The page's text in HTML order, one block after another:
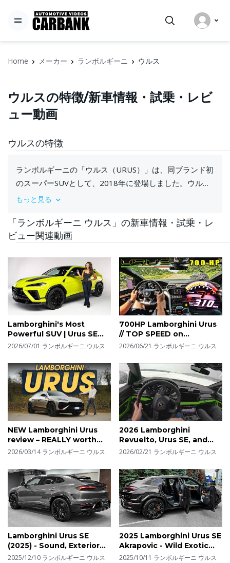
Home メーカー ランボルギーニ ウルス
ウルスの特徴/新車情報・試乗・レビ
ュー動画
ウルスの特徴
ランボルギーニの「ウルス（URUS）」は、同ブランド初
のスーパーSUVとして、2018年に登場しました。ウルス
は、伝統的なスーパーカーのパフォーマンスと、SUVの
ボルギーニ特有のアグレッシブなデザインが施され、低
重心のシルエットが特徴的です。流れるようなライン
もっと見る
「ランボルギーニ ウルス」の新車情報・試乗・レ
ビュー関連動画
Lamborghini's Most
Powerful SUV | Urus SE
Performante
2026/07/01 ランボルギーニ ウルス
700HP Lamborghini Urus
// TOP SPEED on
AUTOBAHN
2026/06/21 ランボルギーニ ウルス
NEW Lamborghini Urus
review – REALLY worth
£270k!?
2026/03/14 ランボルギーニ ウルス
2026 Lamborghini
Revuelto, Urus SE, and
Temerario at Esperienza
2026/02/21 ランボルギーニ ウルス
Lamborghini Urus SE
(2025) - Sound, Exterior
and Interior Details
2025/12/10 ランボルギーニ ウルス
2025 Lamborghini Urus SE
Akrapovic - Wild Exotic
Sport SUV!
2025/10/11 ランボルギーニ ウルス